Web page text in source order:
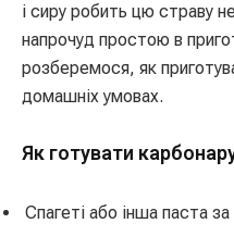
і сиру робить цю страву
напрочуд простою в
розберемося, як
домашніх умовах.
Як готувати
Спагеті або інша паста